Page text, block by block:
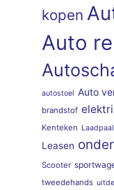
kopen
Auto
autostoel Auto
brandstof
Kenteken Laadpaal
Leasen
Scooter
tweedehands